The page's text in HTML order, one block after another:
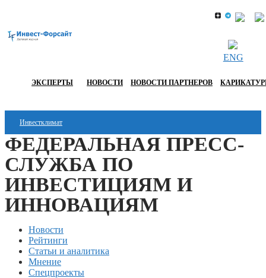
ENG
ЭКСПЕРТЫ НОВОСТИ НОВОСТИ ПАРТНЕРОВ
Инвестклимат
Финансы
Инвестиции
Блокчейн
Технологии
ESG
ФЕДЕРАЛЬНАЯ ПРЕСС-
СЛУЖБА ПО
ИНВЕСТИЦИЯМ И
ИННОВАЦИЯМ
Новости
Рейтинги
Статьи и аналитика
Мнение
Спецпроекты